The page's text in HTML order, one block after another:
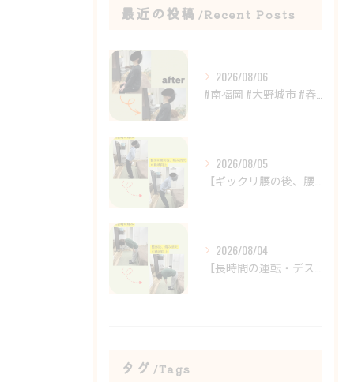
最近の投稿 Recent Posts
2026/08/06
2026/08/05
2026/08/04
タグ Tags